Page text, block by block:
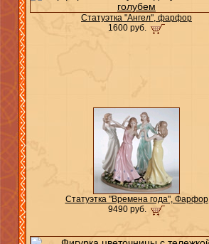
Статуэтка "Ангел", фарфор
1600 руб.
Статуэтка "Времена года", Фарфор
9490 руб.